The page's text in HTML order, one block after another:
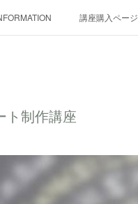
講座購入ページ
ト制作講座